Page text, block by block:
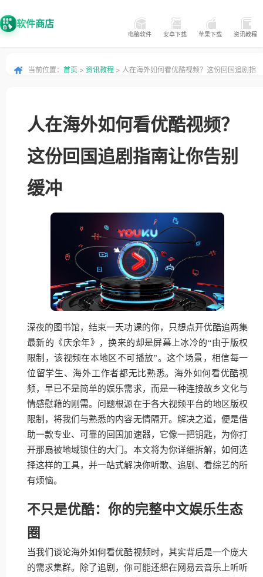
软件商店
电脑软件 安卓下载 苹果下载 资讯教程
当前位置： 首页 > 资讯教程 > 人在海外如何看优酷视频？这份回国追剧指
人在海外如何看优酷视频？
这份回国追剧指南让你告别
缓冲
深夜的图书馆，结束一天功课的你，只想点开优酷追两集
最新的《庆余年》，换来的却是屏幕上冰冷的“由于版权
限制，该视频在本地区不可播放”。这个场景，相信每一
位留学生、海外工作者都无比熟悉。海外如何看优酷视
频，早已不是简单的娱乐需求，而是一种连接故乡文化与
情感慰藉的刚需。问题根源在于各大视频平台的地区版权
限制，将我们与熟悉的内容无情隔开。解决之道，便是借
助一款专业、可靠的回国加速器，它像一把钥匙，为你打
开那扇被地域锁住的大门。本文将为你详细拆解，如何选
择这样的工具，并一站式解决你听歌、追剧、看综艺的所
有烦恼。
不只是优酷：你的完整中文娱乐生态
圈
当我们谈论海外如何看优酷视频时，其实背后是一个庞大
的需求集群。除了追剧，你可能还想在网易云音乐上听听